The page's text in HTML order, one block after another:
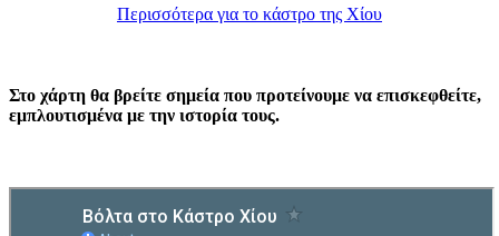
Περισσότερα για το κάστρο της Χίου
Στο χάρτη θα βρείτε σημεία που προτείνουμε να επισκεφθείτε,
εμπλουτισμένα με την ιστορία τους.